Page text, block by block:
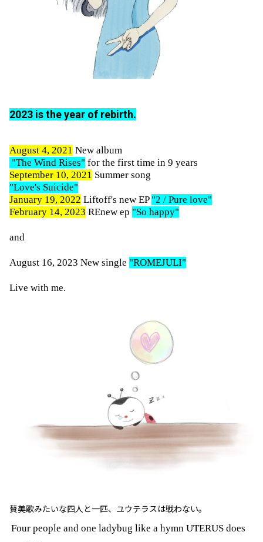
2023 is the year of rebirth.
August 4, 2021 New album
"The Wind Rises" for the first time in 9 years
September 10, 2021 Summer song
"Love's Suicide"
January 19, 2022 Liftoff's new EP "2 / Pure love"
February 14, 2023 REnew ep "So happy"
and
August 16, 2023 New single "ROMEJULI"
Live with me.
賛美歌みたいな四人と一匹、 ユウテラスは戦わない。
Four people and one ladybug like a hymn UTERUS does